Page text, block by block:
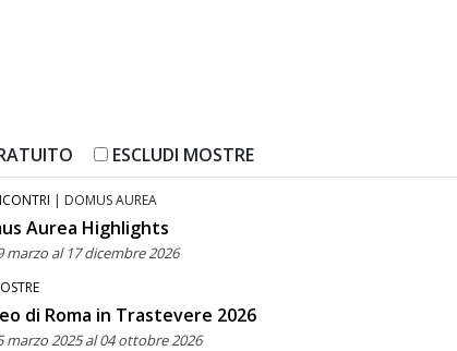
ESCLUDI MOSTRE
| DOMUS AUREA
Aurea Highlights
marzo al 17 dicembre 2026
di Roma in Trastevere 2026
marzo 2025 al 04 ottobre 2026